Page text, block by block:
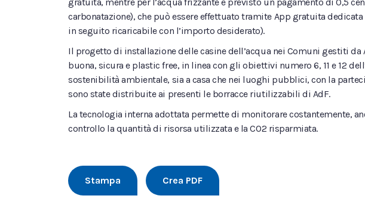
gratuita, mentre per l’acqua frizzante è previsto un pagamento di 0,5
carbonatazione), che può essere effettuato tramite App gratuita
in seguito ricaricabile con l’importo desiderato).
Il progetto di installazione delle casine dell’acqua nei Comuni gestiti
buona, sicura e plastic free, in linea con gli obiettivi numero 6, 11 e 12
sostenibilità ambientale, sia a casa che nei luoghi pubblici, con la
sono state distribuite ai presenti le borracce riutilizzabili di AdF.
La tecnologia interna adottata permette di monitorare costantemente,
controllo la quantità di risorsa utilizzata e la CO2 risparmiata.
Stampa Crea PDF